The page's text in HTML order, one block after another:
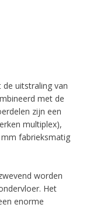
de uitstraling van
met de
zijn een
multiplex),
fabrieksmatig
worden
Het
enorme